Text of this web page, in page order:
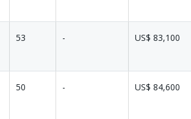
53 - US$ 83,100
50 - US$ 84,600